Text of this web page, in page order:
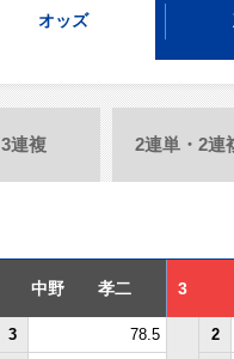
オッズ
3連複 2連単・2連
中野 孝二 3
3 78.5
2